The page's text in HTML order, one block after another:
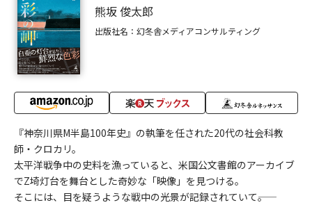
熊坂 俊太郎
出版社名：幻冬舎メディアコンサルティング
『神奈川県M半島100年史』の執筆を任された20代の社会科教
師・クロカリ。
太平洋戦争中の史料を漁っていると、米国公文書館のアーカイブ
でZ埼灯台を舞台とした奇妙な「映像」を見つける。
そこには、目を疑うような戦中の光景が記録されていて――。